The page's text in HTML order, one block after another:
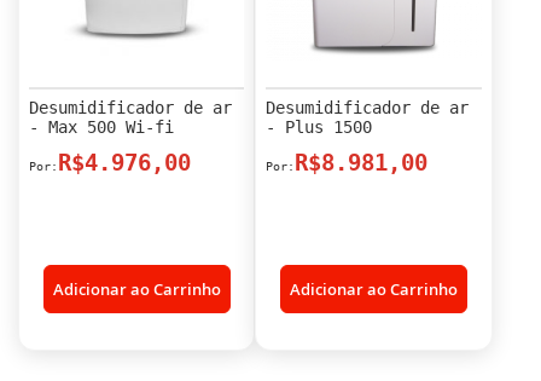
Desumidificador de ar
- Max 500 Wi-fi
R$4.976,00
Adicionar ao Carrinho
Desumidificador de ar
- Plus 1500
R$8.981,00
Adicionar ao Carrinho